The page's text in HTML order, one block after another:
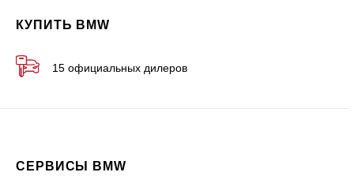
КУПИТЬ BMW
15 официальных дилеров
СЕРВИСЫ BMW